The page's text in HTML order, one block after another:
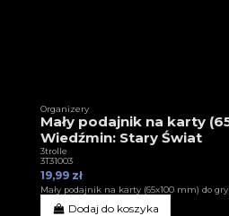
Organizery
Mały podajnik na karty
Wiedźmin: Stary Świat
3trolle
3T31003
19,99 zł
Mały podajnik na karty (65x100 mm) do
Dodaj do koszyka